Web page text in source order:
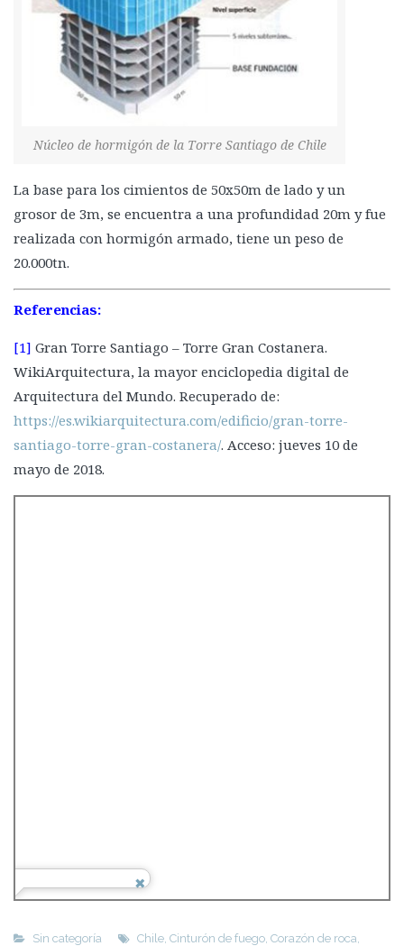
Núcleo de hormigón de la Torre Santiago de Chile
La base para los cimientos de 50x50m de lado y un
grosor de 3m, se encuentra a una profundidad 20m y fue
realizada con hormigón armado, tiene un peso de
20.000tn.
Referencias:
[1] Gran Torre Santiago – Torre Gran Costanera.
WikiArquitectura, la mayor enciclopedia digital de
Arquitectura del Mundo. Recuperado de:
https://es.wikiarquitectura.com/edificio/gran-torre-
santiago-torre-gran-costanera/. Acceso: jueves 10 de
mayo de 2018.
Sin categoría Chile Cinturón de fuego Corazón de roca